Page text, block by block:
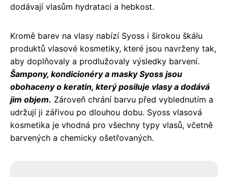
dodávají vlasům hydrataci a hebkost.
Kromě barev na vlasy nabízí Syoss i širokou škálu
produktů vlasové kosmetiky, které jsou navrženy tak,
aby doplňovaly a prodlužovaly výsledky barvení.
Šampony, kondicionéry a masky Syoss jsou
obohaceny o keratin, který posiluje vlasy a dodává
jim objem. Zároveň chrání barvu před vyblednutím a
udržují ji zářivou po dlouhou dobu. Syoss vlasová
kosmetika je vhodná pro všechny typy vlasů, včetně
barvených a chemicky ošetřovaných.